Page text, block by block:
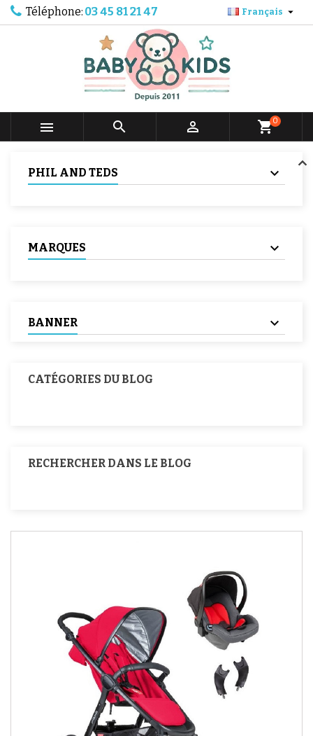
Téléphone: 03 45 81 21 47 Français 
   shopping_cart0
PHIL AND TEDS
MARQUES
BANNER
CATÉGORIES DU BLOG
RECHERCHER DANS LE BLOG